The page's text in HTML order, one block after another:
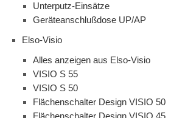
Unterputz-Einsätze
Geräteanschlußdose UP/AP
Elso-Visio
Alles anzeigen aus Elso-Visio
VISIO S 55
VISIO S 50
Flächenschalter Design VISIO 50
Flächenschalter Design VISIO 45